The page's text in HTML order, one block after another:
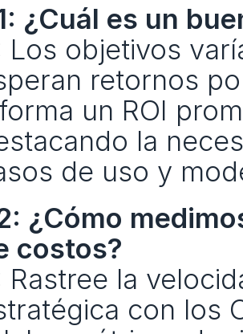
¿Cuál es un
Los objetivos
retornos
un ROI
la
de uso y
¿Cómo
costos?
Rastree la
con los